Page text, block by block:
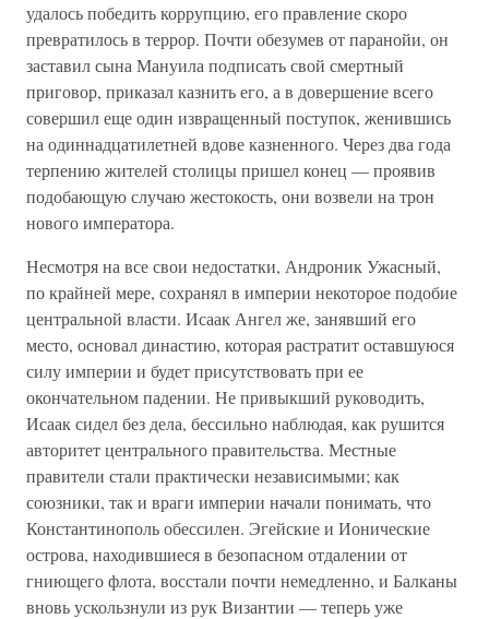
удалось победить коррупцию, его правление скоро
превратилось в террор. Почти обезумев от паранойи, он
заставил сына Мануила подписать свой смертный
приговор, приказал казнить его, а в довершение всего
совершил еще один извращенный поступок, женившись
на одиннадцатилетней вдове казненного. Через два года
терпению жителей столицы пришел конец — проявив
подобающую случаю жестокость, они возвели на трон
нового императора.
Несмотря на все свои недостатки, Андроник Ужасный,
по крайней мере, сохранял в империи некоторое подобие
центральной власти. Исаак Ангел же, занявший его
место, основал династию, которая растратит оставшуюся
силу империи и будет присутствовать при ее
окончательном падении. Не привыкший руководить,
Исаак сидел без дела, бессильно наблюдая, как рушится
авторитет центрального правительства. Местные
правители стали практически независимыми; как
союзники, так и враги империи начали понимать, что
Константинополь обессилен. Эгейские и Ионические
острова, находившиеся в безопасном отдалении от
гниющего флота, восстали почти немедленно, и Балканы
вновь ускользнули из рук Византии — теперь уже